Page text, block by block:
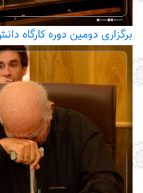
برگزاری دومین دوره کارگاه